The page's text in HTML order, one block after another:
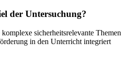
der Untersuchung?
sicherheitsrelevante Themen
in den Unterricht integriert